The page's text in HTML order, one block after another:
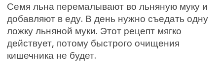
Семя льна перемалывают во льняную муку и
добавляют в еду. В день нужно съедать одну
ложку льняной муки. Этот рецепт мягко
действует, потому быстрого очищения
кишечника не будет.